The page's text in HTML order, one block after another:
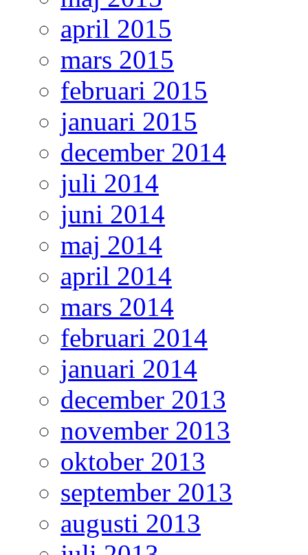
april 2015
mars 2015
februari 2015
januari 2015
december 2014
juli 2014
juni 2014
maj 2014
april 2014
mars 2014
februari 2014
januari 2014
december 2013
november 2013
oktober 2013
september 2013
augusti 2013